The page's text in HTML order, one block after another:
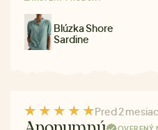
Blúzka Shore
Sardine
Pred 2